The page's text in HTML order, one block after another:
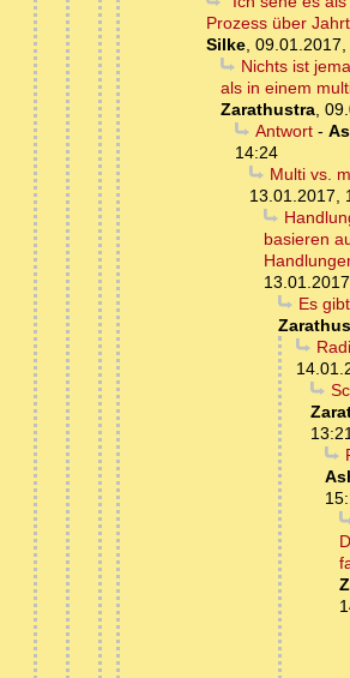
Prozess über
Silke,
Nichts ist
als in einem
Zarathustra,
Antwort-
14:24
Multi vs.
13.01.2017,
basieren
Es